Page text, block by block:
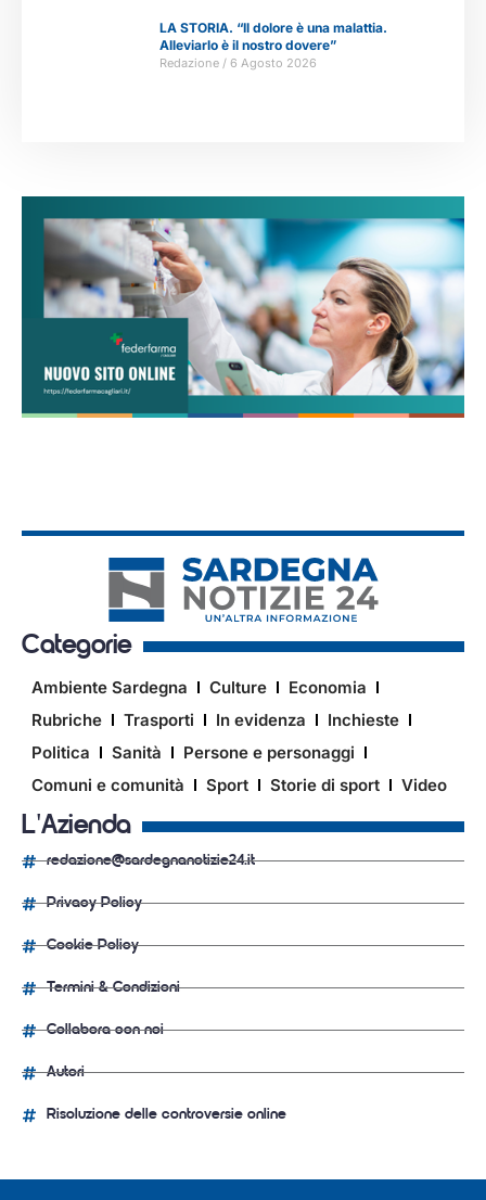
LA STORIA. “Il dolore è una malattia.
Alleviarlo è il nostro dovere”
Redazione 6 Agosto 2026
Categorie
Ambiente Sardegna Culture
Economia
Rubriche
Trasporti In evidenza
Inchieste
Politica
Sanità
Persone e personaggi
Comuni e comunità
Sport Storie di sport Video
L'Azienda
redazione@sardegnanotizie24.it
Privacy Policy
Cookie Policy
Termini & Condizioni
Collabora con noi
Autori
Risoluzione delle controversie online